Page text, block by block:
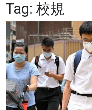
健康
商業
科技
影片
名家榜
Tag: 校規